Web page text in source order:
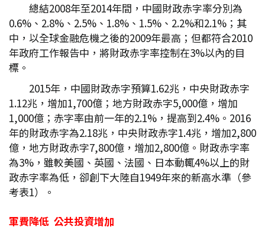
總結2008年至2014年間，中國財政赤字率分別為
0.6%、2.8%、2.5%、1.8%、1.5%、2.2%和2.1%；其
中，以全球金融危機之後的2009年最高；但都符合2010
年政府工作報告中，將財政赤字率控制在3%以內的目
標。
2015年，中國財政赤字預算1.62兆，中央財政赤字
1.12兆，增加1,700億；地方財政赤字5,000億，增加
1,000億；赤字率由前一年的2.1%，提高到2.4%。2016
年的財政赤字為2.18兆，中央財政赤字1.4兆，增加2,800
億，地方財政赤字7,800億，增加2,800億。財政赤字率
為3%，雖較美國、英國、法國、日本動輒4%以上的財
政赤字率為低，卻創下大陸自1949年來的新高水準（參
考表1）。
軍費降低 公共投資增加